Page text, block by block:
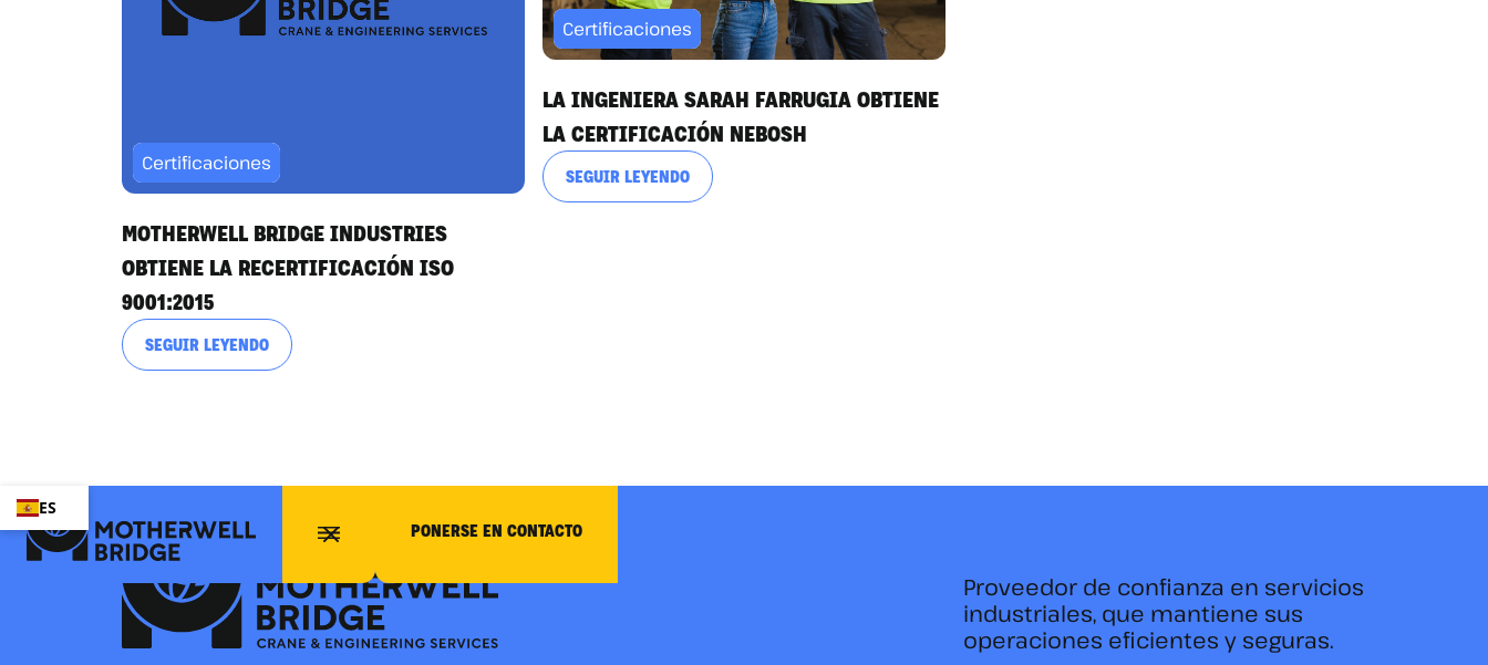
Certificaciones
MOTHERWELL BRIDGE INDUSTRIES
OBTIENE LA RECERTIFICACIÓN ISO
9001:2015
SEGUIR LEYENDO
Certificaciones
LA INGENIERA SARAH FARRUGIA OBTIENE
LA CERTIFICACIÓN NEBOSH
SEGUIR LEYENDO
PONERSE EN CONTACTO
ES
Proveedor de confianza en servicios
industriales, que mantiene sus
operaciones eficientes y seguras.